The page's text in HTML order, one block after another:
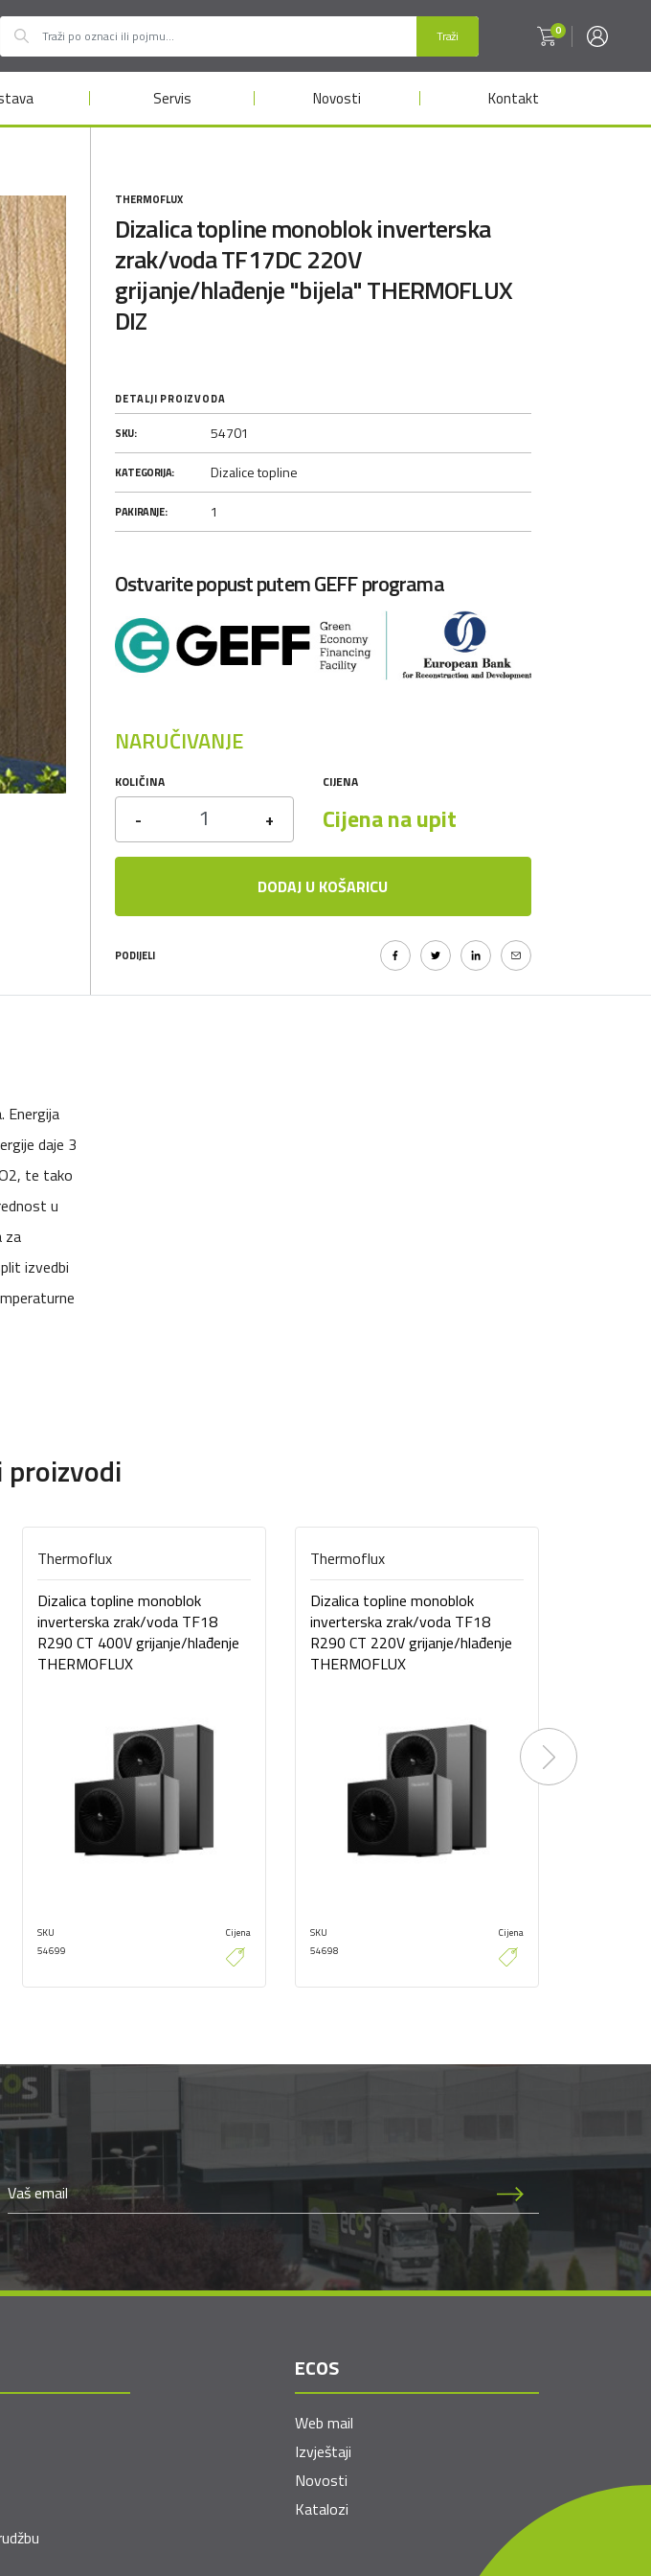
Traži 0
Servis Novosti Kontakt
THERMOFLUX
Dizalica topline monoblok inverterska
zrak/voda TF17DC 220V
grijanje/hlađenje "bijela" THERMOFLUX
DIZ
DETALJI PROIZVODA
SKU: 54701
KATEGORIJA: Dizalice topline
PAKIRANJE: 1
Ostvarite popust putem GEFF programa
NARUČIVANJE
KOLIČINA
- +
CIJENA
Cijena na upit
DODAJ U KOŠARICU
PODIJELI
Energija
daje 3
te tako
u
za
izvedbi
proizvodi
Thermoflux
Dizalica topline monoblok
inverterska zrak/voda TF18
R290 CT 400V grijanje/hlađenje
THERMOFLUX
SKU
54699
Cijena
Thermoflux
Dizalica topline monoblok
inverterska zrak/voda TF18
R290 CT 220V grijanje/hlađenje
THERMOFLUX
SKU
54698
Cijena
Next
ECOS
Web mail
Izvještaji
Novosti
Katalozi